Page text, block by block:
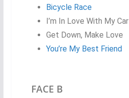
Bicycle Race
I’m In Love With My Car
Get Down, Make Love
You’re My Best Friend
FACE B